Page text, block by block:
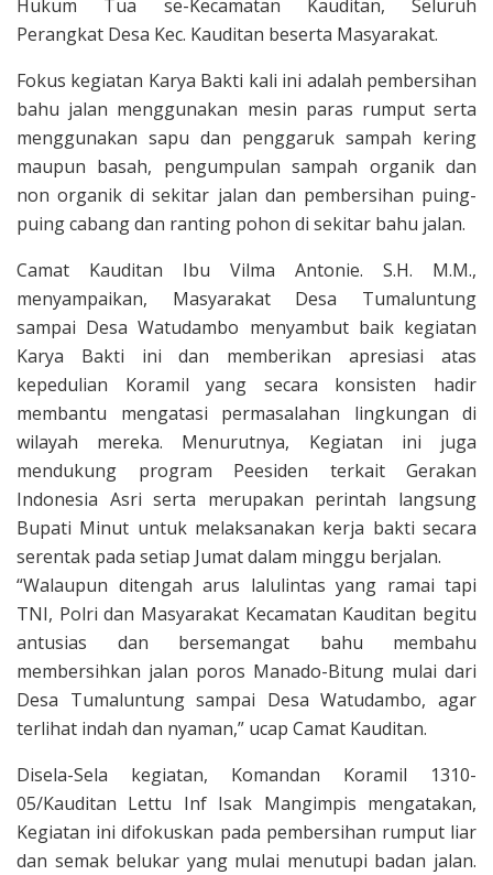
Hukum Tua se-Kecamatan Kauditan, Seluruh
Perangkat Desa Kec. Kauditan beserta Masyarakat.
Fokus kegiatan Karya Bakti kali ini adalah pembersihan
bahu jalan menggunakan mesin paras rumput serta
menggunakan sapu dan penggaruk sampah kering
maupun basah, pengumpulan sampah organik dan
non organik di sekitar jalan dan pembersihan puing-
puing cabang dan ranting pohon di sekitar bahu jalan.
Camat Kauditan Ibu Vilma Antonie. S.H. M.M.,
menyampaikan, Masyarakat Desa Tumaluntung
sampai Desa Watudambo menyambut baik kegiatan
Karya Bakti ini dan memberikan apresiasi atas
kepedulian Koramil yang secara konsisten hadir
membantu mengatasi permasalahan lingkungan di
wilayah mereka. Menurutnya, Kegiatan ini juga
mendukung program Peesiden terkait Gerakan
Indonesia Asri serta merupakan perintah langsung
Bupati Minut untuk melaksanakan kerja bakti secara
serentak pada setiap Jumat dalam minggu berjalan.
“Walaupun ditengah arus lalulintas yang ramai tapi
TNI, Polri dan Masyarakat Kecamatan Kauditan begitu
antusias dan bersemangat bahu membahu
membersihkan jalan poros Manado-Bitung mulai dari
Desa Tumaluntung sampai Desa Watudambo, agar
terlihat indah dan nyaman,” ucap Camat Kauditan.
Disela-Sela kegiatan, Komandan Koramil 1310-
05/Kauditan Lettu Inf Isak Mangimpis mengatakan,
Kegiatan ini difokuskan pada pembersihan rumput liar
dan semak belukar yang mulai menutupi badan jalan.